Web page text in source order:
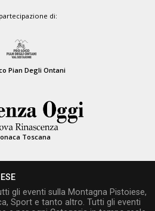
di:
Pian Degli Ontani
Toscana
gli eventi sulla Montagna Pistoiese,
Sport e tanto altro. Tutti gli eventi